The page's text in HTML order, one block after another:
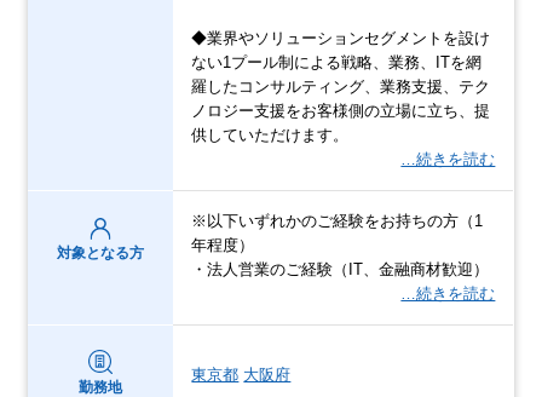
◆業界やソリューションセグメントを設け
ない1プール制による戦略、業務、ITを網
羅したコンサルティング、業務支援、テク
ノロジー支援をお客様側の立場に立ち、提
供していただけます。
…続きを読む
対象となる方
※以下いずれかのご経験をお持ちの方（1
年程度）
・法人営業のご経験（IT、金融商材歓迎）
…続きを読む
勤務地
東京都 大阪府